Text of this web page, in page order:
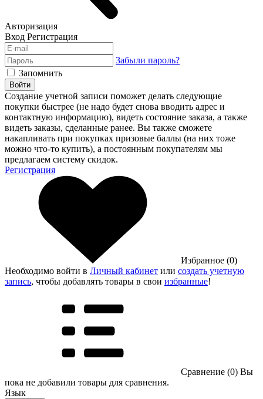
Авторизация
Вход Регистрация
Забыли пароль?
Запомнить
Войти
Создание учетной записи поможет делать следующие
покупки быстрее (не надо будет снова вводить адрес и
контактную информацию), видеть состояние заказа, а также
видеть заказы, сделанные ранее. Вы также сможете
накапливать при покупках призовые баллы (на них тоже
можно что-то купить), а постоянным покупателям мы
предлагаем систему скидок.
Регистрация
Избранное (0)
Необходимо войти в Личный кабинет или создать учетную
запись, чтобы добавлять товары в свои избранные!
Сравнение (0) Вы
пока не добавили товары для сравнения.
Язык